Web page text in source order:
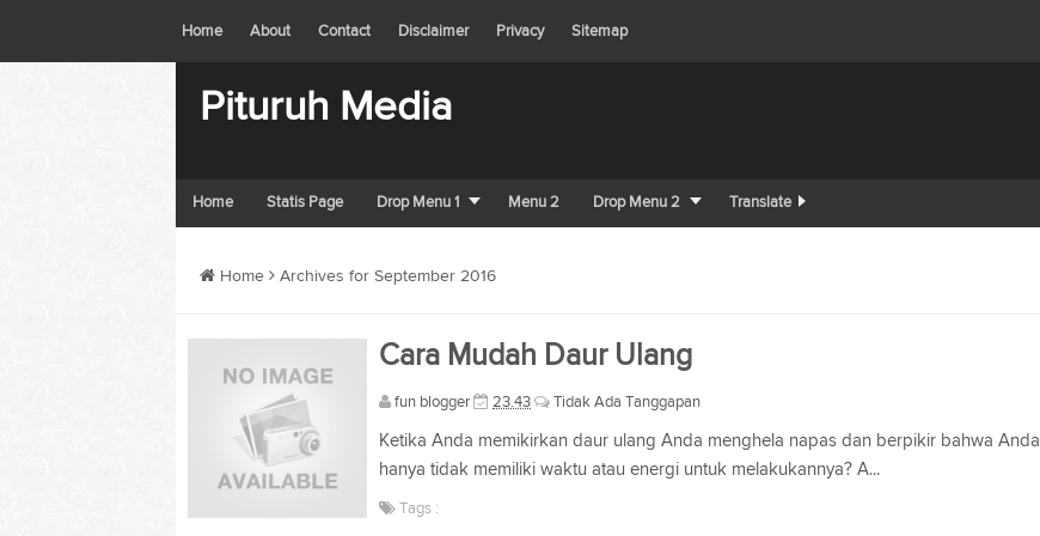
Home About Contact Disclaimer Privacy Sitemap
Pituruh Media
Home Statis Page Drop Menu 1 Menu 2 Drop Menu 2 Translate
Home Archives for September 2016
Cara Mudah Daur Ulang
fun blogger 23.43 Tidak Ada Tanggapan
Ketika Anda memikirkan daur ulang Anda menghela napas dan berpikir bahwa Anda
hanya tidak memiliki waktu atau energi untuk melakukannya? A...
Tags :